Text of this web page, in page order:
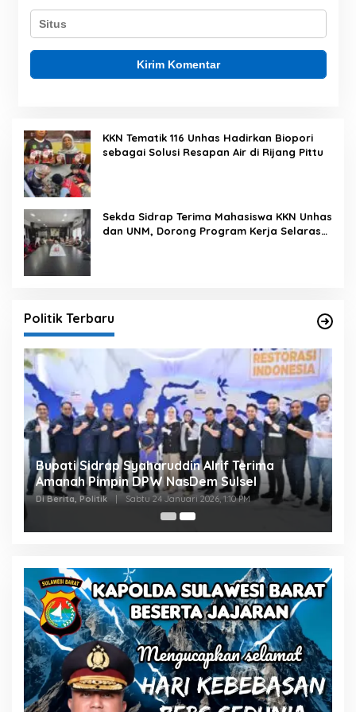
KKN Tematik 116 Unhas Hadirkan Biopori
sebagai Solusi Resapan Air di Rijang Pittu
Sekda Sidrap Terima Mahasiswa KKN Unhas
dan UNM, Dorong Program Kerja Selaras
Politik Terbaru
Bupati Sidrap Syaharuddin Alrif Terima
Amanah Pimpin DPW NasDem Sulsel
Di Berita, Politik | Sabtu 24 Januari 2026, 1:10 PM